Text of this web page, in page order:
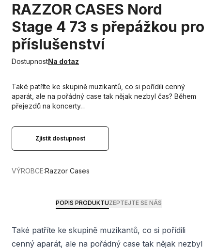
RAZZOR CASES Nord
Stage 4 73 s přepážkou pro
příslušenství
DostupnostNa dotaz
Také patříte ke skupině muzikantů, co si pořídili cenný
aparát, ale na pořádný case tak nějak nezbyl čas? Během
přejezdů na koncerty…
Zjistit dostupnost
VÝROBCE:Razzor Cases
POPIS PRODUKTUZEPTEJTE SE NÁS
Také patříte ke skupině muzikantů, co si pořídili
cenný aparát, ale na pořádný case tak nějak nezbyl